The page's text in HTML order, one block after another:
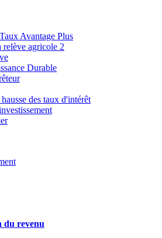
Avantage Plus
agricole 2
Durable
des taux d'intérêt
du revenu